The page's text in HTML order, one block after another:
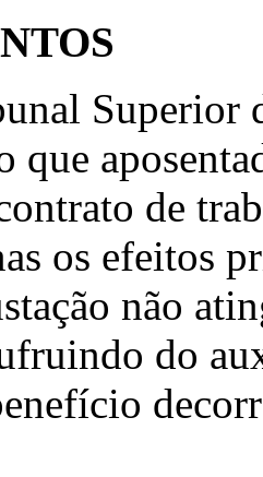
Superior
que
de
os efeitos
não
do